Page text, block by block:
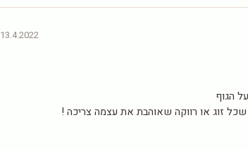
13.4.2022
הגוף
זוג או רווקה שאוהבת את עצמה צריכה !